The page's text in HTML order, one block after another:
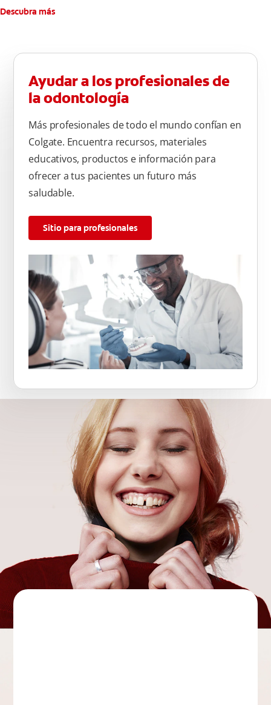
Descubra más
Ayudar a los profesionales de
la odontología
Más profesionales de todo el mundo confían en
Colgate. Encuentra recursos, materiales
educativos, productos e información para
ofrecer a tus pacientes un futuro más
saludable.
Sitio para profesionales